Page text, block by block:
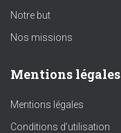
Notre but
Nos missions
Mentions légales
Mentions légales
Conditions d’utilisation